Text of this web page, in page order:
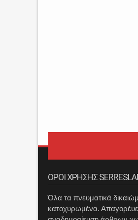
ΟΡΟΙ ΧΡΗΣΗΣ
Όλα τα πνευματικά
κατοχυρωμένα.